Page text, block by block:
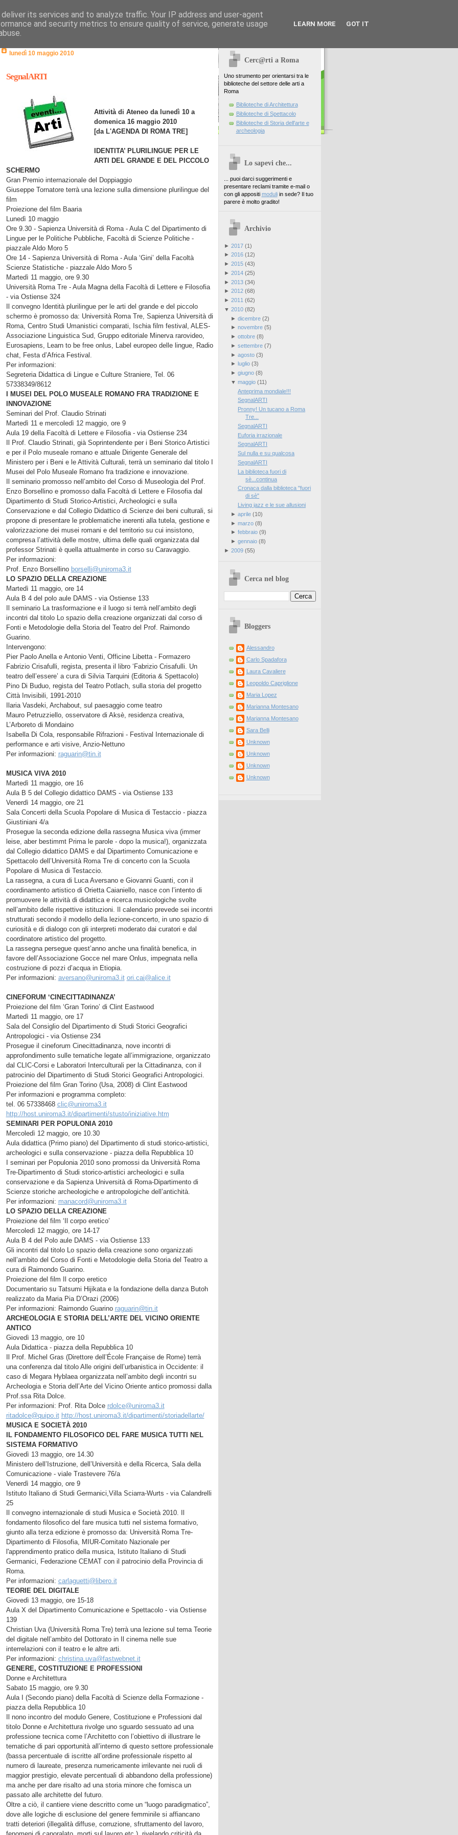
lunedì 10 maggio 2010
SegnalARTI
Attività di Ateneo da lunedì 10 a
domenica 16 maggio 2010
[da L'AGENDA DI ROMA TRE]
IDENTITA’ PLURILINGUE PER LE
ARTI DEL GRANDE E DEL PICCOLO
SCHERMO
Gran Premio internazionale del Doppiaggio
Giuseppe Tornatore terrà una lezione sulla dimensione plurilingue del
film
Proiezione del film Baaria
Lunedì 10 maggio
Ore 9.30 - Sapienza Università di Roma - Aula C del Dipartimento di
Lingue per le Politiche Pubbliche, Facoltà di Scienze Politiche -
piazzale Aldo Moro 5
Ore 14 - Sapienza Università di Roma - Aula ‘Gini’ della Facoltà
Scienze Statistiche - piazzale Aldo Moro 5
Martedì 11 maggio, ore 9.30
Università Roma Tre - Aula Magna della Facoltà di Lettere e Filosofia
- via Ostiense 324
Il convegno Identità plurilingue per le arti del grande e del piccolo
schermo è promosso da: Università Roma Tre, Sapienza Università di
Roma, Centro Studi Umanistici comparati, Ischia film festival, ALES-
Associazione Linguistica Sud, Gruppo editoriale Minerva rarovideo,
Eurosapiens, Learn to be free onlus, Label europeo delle lingue, Radio
chat, Festa d’Africa Festival.
Per informazioni:
Segreteria Didattica di Lingue e Culture Straniere, Tel. 06
57338349/8612
I MUSEI DEL POLO MUSEALE ROMANO FRA TRADIZIONE E
INNOVAZIONE
Seminari del Prof. Claudio Strinati
Martedì 11 e mercoledì 12 maggio, ore 9
Aula 19 della Facoltà di Lettere e Filosofia - via Ostiense 234
Il Prof. Claudio Strinati, già Soprintendente per i Beni Storico Artistici
e per il Polo museale romano e attuale Dirigente Generale del
Ministero per i Beni e le Attività Culturali, terrà un seminario dal titolo I
Musei del Polo Museale Romano fra tradizione e innovazione.
Il seminario promosso nell’ambito del Corso di Museologia del Prof.
Enzo Borsellino e promosso dalla Facoltà di Lettere e Filosofia dal
Dipartimento di Studi Storico-Artistici, Archeologici e sulla
Conservazione e dal Collegio Didattico di Scienze dei beni culturali, si
propone di presentare le problematiche inerenti alla tutela, gestione e
valorizzazione dei musei romani e del territorio su cui insistono,
compresa l’attività delle mostre, ultima delle quali organizzata dal
professor Strinati è quella attualmente in corso su Caravaggio.
Per informazioni:
Prof. Enzo Borsellino borselli@uniroma3.it
LO SPAZIO DELLA CREAZIONE
Martedì 11 maggio, ore 14
Aula B 4 del polo aule DAMS - via Ostiense 133
Il seminario La trasformazione e il luogo si terrà nell’ambito degli
incontri dal titolo Lo spazio della creazione organizzati dal corso di
Fonti e Metodologie della Storia del Teatro del Prof. Raimondo
Guarino.
Intervengono:
Pier Paolo Anella e Antonio Venti, Officine Libetta - Formazero
Fabrizio Crisafulli, regista, presenta il libro ‘Fabrizio Crisafulli. Un
teatro dell’essere’ a cura di Silvia Tarquini (Editoria & Spettacolo)
Pino Di Buduo, regista del Teatro Potlach, sulla storia del progetto
Città Invisibili, 1991-2010
Ilaria Vasdeki, Archabout, sul paesaggio come teatro
Mauro Petruzziello, osservatore di Aksè, residenza creativa,
L’Arboreto di Mondaino
Isabella Di Cola, responsabile Rifrazioni - Festival Internazionale di
performance e arti visive, Anzio-Nettuno
Per informazioni: raguarin@tin.it
MUSICA VIVA 2010
Martedì 11 maggio, ore 16
Aula B 5 del Collegio didattico DAMS - via Ostiense 133
Venerdì 14 maggio, ore 21
Sala Concerti della Scuola Popolare di Musica di Testaccio - piazza
Giustiniani 4/a
Prosegue la seconda edizione della rassegna Musica viva (immer
leise, aber bestimmt Prima le parole - dopo la musica!), organizzata
dal Collegio didattico DAMS e dal Dipartimento Comunicazione e
Spettacolo dell’Università Roma Tre di concerto con la Scuola
Popolare di Musica di Testaccio.
La rassegna, a cura di Luca Aversano e Giovanni Guanti, con il
coordinamento artistico di Orietta Caianiello, nasce con l’intento di
promuovere le attività di didattica e ricerca musicologiche svolte
nell’ambito delle rispettive istituzioni. Il calendario prevede sei incontri
strutturati secondo il modello della lezione-concerto, in uno spazio di
curiosità e di dialogo con gli interpreti moderato dai curatori e dal
coordinatore artistico del progetto.
La rassegna persegue quest’anno anche una finalità benefica, in
favore dell’Associazione Gocce nel mare Onlus, impegnata nella
costruzione di pozzi d’acqua in Etiopia.
Per informazioni: aversano@uniroma3.it ori.cai@alice.it
CINEFORUM ‘CINECITTADINANZA’
Proiezione del film ‘Gran Torino’ di Clint Eastwood
Martedì 11 maggio, ore 17
Sala del Consiglio del Dipartimento di Studi Storici Geografici
Antropologici - via Ostiense 234
Prosegue il cineforum Cinecittadinanza, nove incontri di
approfondimento sulle tematiche legate all’immigrazione, organizzato
dal CLIC-Corsi e Laboratori Interculturali per la Cittadinanza, con il
patrocinio del Dipartimento di Studi Storici Geografici Antropologici.
Proiezione del film Gran Torino (Usa, 2008) di Clint Eastwood
Per informazioni e programma completo:
tel. 06 57338468 clic@uniroma3.it
http://host.uniroma3.it/dipartimenti/stusto/iniziative.htm
SEMINARI PER POPULONIA 2010
Mercoledì 12 maggio, ore 10.30
Aula didattica (Primo piano) del Dipartimento di studi storico-artistici,
archeologici e sulla conservazione - piazza della Repubblica 10
I seminari per Populonia 2010 sono promossi da Università Roma
Tre-Dipartimento di Studi storico-artistici archeologici e sulla
conservazione e da Sapienza Università di Roma-Dipartimento di
Scienze storiche archeologiche e antropologiche dell’antichità.
Per informazioni: manacord@uniroma3.it
LO SPAZIO DELLA CREAZIONE
Proiezione del film ‘Il corpo eretico’
Mercoledì 12 maggio, ore 14-17
Aula B 4 del Polo aule DAMS - via Ostiense 133
Gli incontri dal titolo Lo spazio della creazione sono organizzati
nell’ambito del Corso di Fonti e Metodologie della Storia del Teatro a
cura di Raimondo Guarino.
Proiezione del film Il corpo eretico
Documentario su Tatsumi Hijikata e la fondazione della danza Butoh
realizzato da Maria Pia D’Orazi (2006)
Per informazioni: Raimondo Guarino raguarin@tin.it
ARCHEOLOGIA E STORIA DELL’ARTE DEL VICINO ORIENTE
ANTICO
Giovedì 13 maggio, ore 10
Aula Didattica - piazza della Repubblica 10
Il Prof. Michel Gras (Direttore dell’École Française de Rome) terrà
una conferenza dal titolo Alle origini dell’urbanistica in Occidente: il
caso di Megara Hyblaea organizzata nell’ambito degli incontri su
Archeologia e Storia dell’Arte del Vicino Oriente antico promossi dalla
Prof.ssa Rita Dolce.
Per informazioni: Prof. Rita Dolce rdolce@uniroma3.it
ritadolce@quipo.it http://host.uniroma3.it/dipartimenti/storiadellarte/
MUSICA E SOCIETÀ 2010
IL FONDAMENTO FILOSOFICO DEL FARE MUSICA TUTTI NEL
SISTEMA FORMATIVO
Giovedì 13 maggio, ore 14.30
Ministero dell’Istruzione, dell’Università e della Ricerca, Sala della
Comunicazione - viale Trastevere 76/a
Venerdì 14 maggio, ore 9
Istituto Italiano di Studi Germanici,Villa Sciarra-Wurts - via Calandrelli
25
Il convegno internazionale di studi Musica e Società 2010. Il
fondamento filosofico del fare musica tutti nel sistema formativo,
giunto alla terza edizione è promosso da: Università Roma Tre-
Dipartimento di Filosofia, MIUR-Comitato Nazionale per
l'apprendimento pratico della musica, Istituto Italiano di Studi
Germanici, Federazione CEMAT con il patrocinio della Provincia di
Roma.
Per informazioni: carlaguetti@libero.it
TEORIE DEL DIGITALE
Giovedì 13 maggio, ore 15-18
Aula X del Dipartimento Comunicazione e Spettacolo - via Ostiense
139
Christian Uva (Università Roma Tre) terrà una lezione sul tema Teorie
del digitale nell’ambito del Dottorato in Il cinema nelle sue
interrelazioni con il teatro e le altre arti.
Per informazioni: christina.uva@fastwebnet.it
GENERE, COSTITUZIONE E PROFESSIONI
Donne e Architettura
Sabato 15 maggio, ore 9.30
Aula I (Secondo piano) della Facoltà di Scienze della Formazione -
piazza della Repubblica 10
Il nono incontro del modulo Genere, Costituzione e Professioni dal
titolo Donne e Architettura rivolge uno sguardo sessuato ad una
professione tecnica come l’Architetto con l’obiettivo di illustrare le
tematiche di pari opportunità all’interno di questo settore professionale
(bassa percentuale di iscritte all’ordine professionale rispetto al
numero di laureate, presenza numericamente irrilevante nei ruoli di
maggior prestigio, elevate percentuali di abbandono della professione)
ma anche per dare risalto ad una storia minore che fornisca un
passato alle architette del futuro.
Oltre a ciò, il cantiere viene descritto come un “luogo paradigmatico”,
dove alle logiche di esclusione del genere femminile si affiancano
tratti deteriori (illegalità diffuse, corruzione, sfruttamento del lavoro,
Cerc@rti a Roma
Uno strumento per orientarsi tra le
biblioteche del settore delle arti a
Roma
Biblioteche di Architettura
Biblioteche di Spettacolo
Biblioteche di Storia dell'arte e
archeologia
Lo sapevi che...
... puoi darci suggerimenti e
presentare reclami tramite e-mail o
con gli appositi moduliin sede? Il tuo
parere è molto gradito!
Archivio
► 2017(1)
► 2016(12)
► 2015(43)
► 2014(25)
► 2013(34)
► 2012(68)
► 2011 (62)
▼ 2010(82)
► dicembre(2)
► novembre(5)
► ottobre(8)
► settembre(7)
► agosto(3)
► luglio(3)
► giugno(8)
▼ maggio(11)
Anteprima mondiale!!!
SegnalARTI
Pronny! Un tucano a Roma
Tre...
SegnalARTI
Euforia irrazionale
SegnalARTI
Sul nulla e su qualcosa
SegnalARTI
La biblioteca fuori di
sè...continua
Cronaca dalla biblioteca "fuori
di sè"
Living jazz e le sue allusioni
► aprile(10)
► marzo(8)
► febbraio(9)
► gennaio(8)
► 2009(55)
Cerca nel blog
Bloggers
Alessandro
Carlo Spadafora
Laura Cavaliere
Leopoldo Capriglione
Maria Lopez
Marianna Montesano
Marianna Montesano
Sara Belli
Unknown
Unknown
Unknown
Unknown
its services and to analyze traffic. Your IP address and user-agent
and security metrics to ensure quality of service, generate usage
LEARN MORE GOT IT